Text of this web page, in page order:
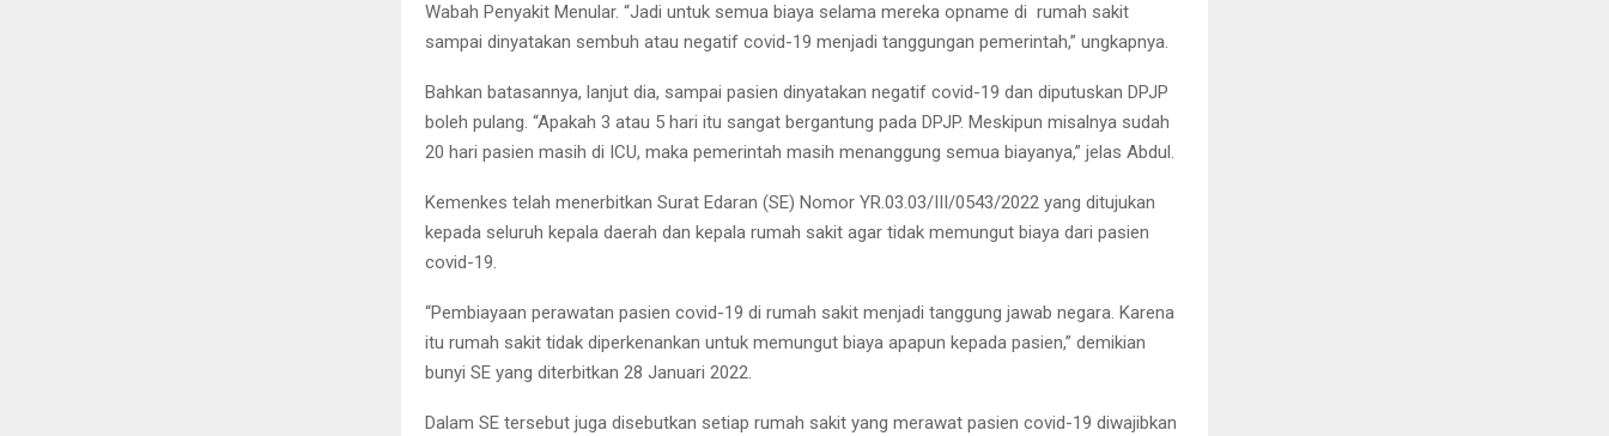
Wabah Penyakit Menular. “Jadi untuk semua biaya selama mereka opname di rumah sakit
sampai dinyatakan sembuh atau negatif covid-19 menjadi tanggungan pemerintah,” ungkapnya.
Bahkan batasannya, lanjut dia, sampai pasien dinyatakan negatif covid-19 dan diputuskan DPJP
boleh pulang. “Apakah 3 atau 5 hari itu sangat bergantung pada DPJP. Meskipun misalnya sudah
20 hari pasien masih di ICU, maka pemerintah masih menanggung semua biayanya,” jelas Abdul.
Kemenkes telah menerbitkan Surat Edaran (SE) Nomor YR.03.03/III/0543/2022 yang ditujukan
kepada seluruh kepala daerah dan kepala rumah sakit agar tidak memungut biaya dari pasien
covid-19.
“Pembiayaan perawatan pasien covid-19 di rumah sakit menjadi tanggung jawab negara. Karena
itu rumah sakit tidak diperkenankan untuk memungut biaya apapun kepada pasien,” demikian
bunyi SE yang diterbitkan 28 Januari 2022.
Dalam SE tersebut juga disebutkan setiap rumah sakit yang merawat pasien covid-19 diwajibkan